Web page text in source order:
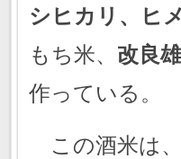
シヒカリ、ヒ
もち米、 改良
作っている。
この酒米は、